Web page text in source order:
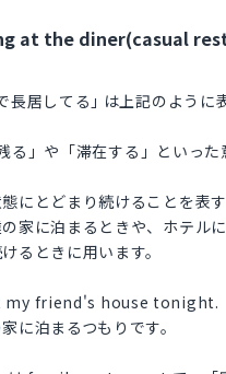
at the diner(casual
長居してる｣ は上記のように
る」や「滞在する」といった
にとどまり続けることを表す
家に泊まるときや、ホテル
るときに用います。
my friend's house tonight.
に泊まるつもりです。